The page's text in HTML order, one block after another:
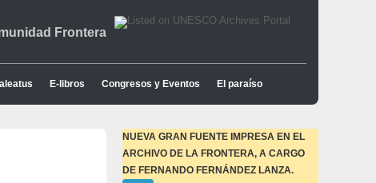
Frontera
E-libros Congresos y Eventos El paraíso
NUEVA GRAN FUENTE IMPRESA EN EL
ARCHIVO DE LA FRONTERA, A CARGO
DE FERNANDO FERNÁNDEZ LANZA.